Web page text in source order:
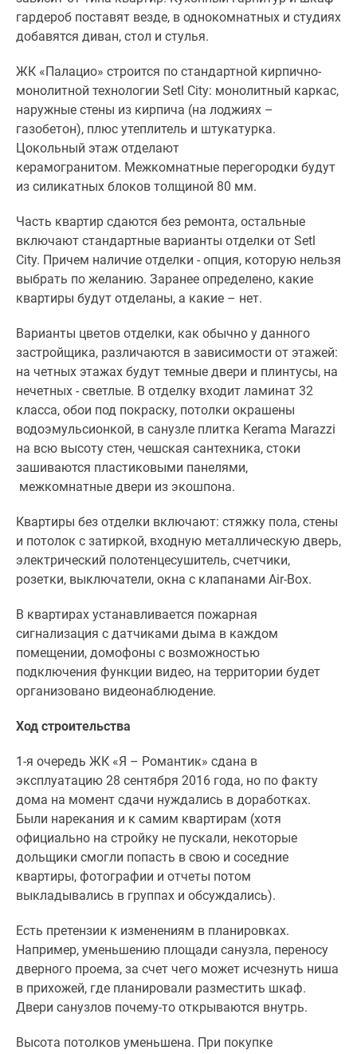
гардероб поставят везде, в однокомнатных и студиях
добавятся диван, стол и стулья.
ЖК «Палацио» строится по стандартной кирпично-
монолитной технологии Setl City: монолитный каркас,
наружные стены из кирпича (на лоджиях –
газобетон), плюс утеплитель и штукатурка.
Цокольный этаж отделают
керамогранитом. Межкомнатные перегородки будут
из силикатных блоков толщиной 80 мм.
Часть квартир сдаются без ремонта, остальные
включают стандартные варианты отделки от Setl
City. Причем наличие отделки - опция, которую нельзя
выбрать по желанию. Заранее определено, какие
квартиры будут отделаны, а какие – нет.
Варианты цветов отделки, как обычно у данного
застройщика, различаются в зависимости от этажей:
на четных этажах будут темные двери и плинтусы, на
нечетных - светлые. В отделку входит ламинат 32
класса, обои под покраску, потолки окрашены
водоэмульсионкой, в санузле плитка Kerama Marazzi
на всю высоту стен, чешская сантехника, стоки
зашиваются пластиковыми панелями,
межкомнатные двери из экошпона.
Квартиры без отделки включают: стяжку пола, стены
и потолок с затиркой, входную металлическую дверь,
электрический полотенцесушитель, счетчики,
розетки, выключатели, окна с клапанами Air-Box.
В квартирах устанавливается пожарная
сигнализация с датчиками дыма в каждом
помещении, домофоны с возможностью
подключения функции видео, на территории будет
организовано видеонаблюдение.
Ход строительства
1-я очередь ЖК «Я – Романтик» сдана в
эксплуатацию 28 сентября 2016 года, но по факту
дома на момент сдачи нуждались в доработках.
Были нарекания и к самим квартирам (хотя
официально на стройку не пускали, некоторые
дольщики смогли попасть в свою и соседние
квартиры, фотографии и отчеты потом
выкладывались в группах и обсуждались).
Есть претензии к изменениям в планировках.
Например, уменьшению площади санузла, переносу
дверного проема, за счет чего может исчезнуть ниша
в прихожей, где планировали разместить шкаф.
Двери санузлов почему-то открываются внутрь.
Высота потолков уменьшена. При покупке